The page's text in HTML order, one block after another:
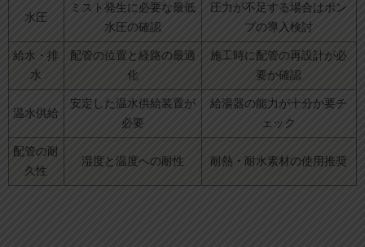
水圧
ミスト発生に必要な最低
水圧の確認
圧力が不足する場合はポン
プの導入検討
給水・排
水
配管の位置と経路の最適
化
施工時に配管の再設計が必
要か確認
温水供給
安定した温水供給装置が
必要
給湯器の能力が十分か要チ
ェック
配管の耐
久性
湿度と温度への耐性 耐熱・耐水素材の使用推奨